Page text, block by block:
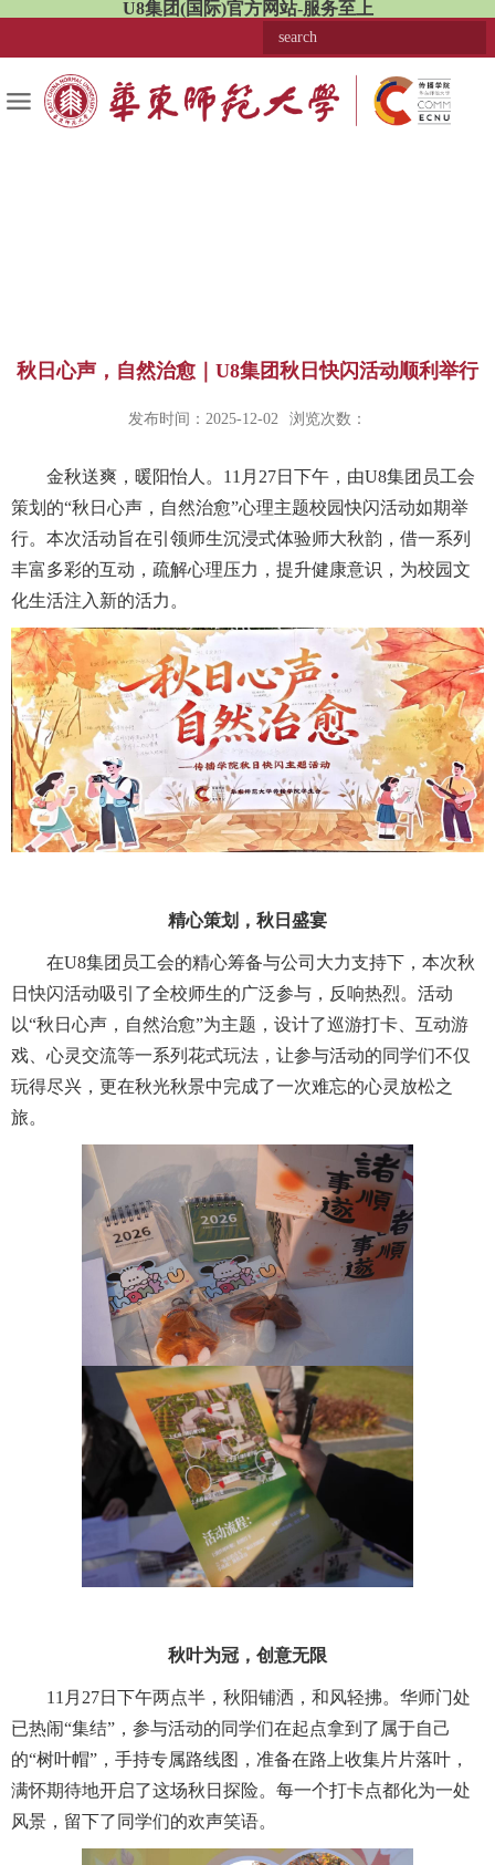
U8集团(国际)官方网站-服务至上
秋日心声，自然治愈｜U8集团秋日快闪活动顺利举行
发布时间：2025-12-02 浏览次数：
金秋送爽，暖阳怡人。11月27日下午，由U8集团员工会
策划的“秋日心声，自然治愈”心理主题校园快闪活动如期举
行。本次活动旨在引领师生沉浸式体验师大秋韵，借一系列
丰富多彩的互动，疏解心理压力，提升健康意识，为校园文
化生活注入新的活力。
精心策划，秋日盛宴
在U8集团员工会的精心筹备与公司大力支持下，本次秋
日快闪活动吸引了全校师生的广泛参与，反响热烈。活动
以“秋日心声，自然治愈”为主题，设计了巡游打卡、互动游
戏、心灵交流等一系列花式玩法，让参与活动的同学们不仅
玩得尽兴，更在秋光秋景中完成了一次难忘的心灵放松之
旅。
秋叶为冠，创意无限
11月27日下午两点半，秋阳铺洒，和风轻拂。华师门处
已热闹“集结”，参与活动的同学们在起点拿到了属于自己
的“树叶帽”，手持专属路线图，准备在路上收集片片落叶，
满怀期待地开启了这场秋日探险。每一个打卡点都化为一处
风景，留下了同学们的欢声笑语。